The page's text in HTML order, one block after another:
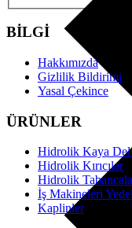
BİLGİ
Hakkımızda
Gizlilik Bildirimi
Yasal Çekince
ÜRÜNLER
Hidrolik Kaya
Hidrolik Kırıcılar
Hidrolik
İş Makineleri
Kaplinler